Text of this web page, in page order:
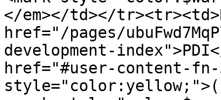
</em></td></
href="/pages/
development-
href="#user-content-fn-